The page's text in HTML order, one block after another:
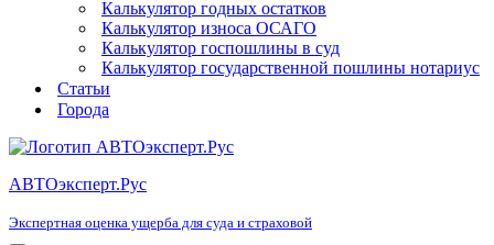
Калькулятор годных остатков
Калькулятор износа ОСАГО
Калькулятор госпошлины в суд
Калькулятор государственной пошлины нотариус
Статьи
Города
АВТОэксперт.Рус
Экспертная оценка ущерба для суда и страховой